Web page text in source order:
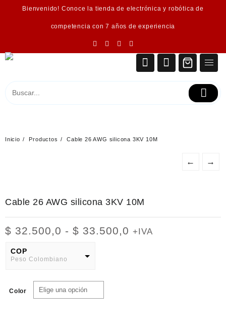
Bienvenido! Conoce la tienda de electrónica y robótica de
competencia con 7 años de experiencia
Inicio Productos Cable 26 AWG silicona 3KV 10M
← →
Cable 26 AWG silicona 3KV 10M
$ 32.500,0 - $ 33.500,0 Rango
+IVA
COP
Peso Colombiano
American Dollar
Color